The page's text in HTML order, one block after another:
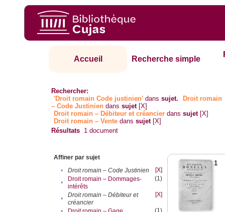
Accueil Recherche simple
Rechercher:
'Droit romain Code justinien' danssujet.
Droit romain
– Code Justinien danssujet [X]
Droit romain – Débiteur et créancier danssujet [X]
Droit romain – Vente danssujet [X]
Résultats 1 document
Affiner par sujet
•
Droit romain – Code Justinien
[X]
•
Droit romain – Dommages-
intérêts
(1)
•
Droit romain – Débiteur et
créancier
[X]
1